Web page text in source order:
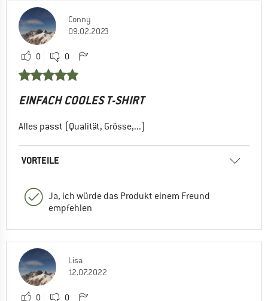
Conny
09.02.2023
0 0
EINFACH COOLES T-SHIRT
Alles passt (Qualität, Grösse,...)
VORTEILE
Ja, ich würde das Produkt einem Freund
empfehlen
Lisa
12.07.2022
0 0